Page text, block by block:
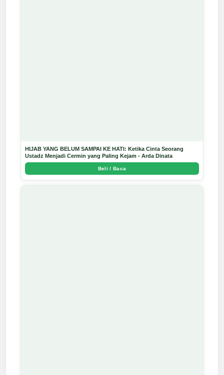
HIJAB YANG BELUM SAMPAI KE HATI: Ketika Cinta Seorang
Ustadz Menjadi Cermin yang Paling Kejam - Arda Dinata
Beli / Baca